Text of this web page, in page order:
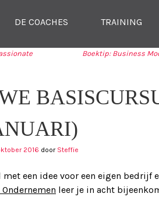
CONTENT
DE COACHES TRAINING
Boektip: Business
2016 door Steffie
met een idee voor een eigen bedrijf
leer je in acht